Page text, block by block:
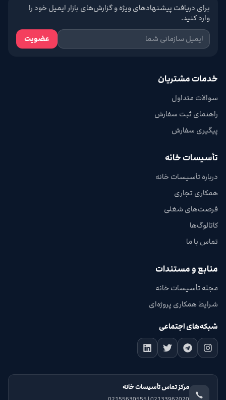
برای دریافت پیشنهادهای ویژه و گزارش‌های بازار ایمیل خود را
وارد کنید.
عضویت
خدمات مشتریان
سوالات متداول
راهنمای ثبت سفارش
پیگیری سفارش
تأسیسات خانه
درباره تأسیسات خانه
همکاری تجاری
فرصت‌های شغلی
کاتالوگ‌ها
تماس با ما
منابع و مستندات
مجله تأسیسات خانه
شرایط همکاری پروژه‌ای
شبکه‌های اجتماعی
مرکز تماس تأسیسات خانه